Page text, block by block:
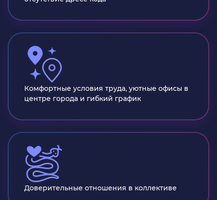
Комфортные условия труда, уютные офисы в
центре города и гибкий график
Доверительные отношения в коллективе